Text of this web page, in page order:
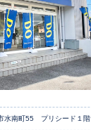
水南町55 プリシード１階